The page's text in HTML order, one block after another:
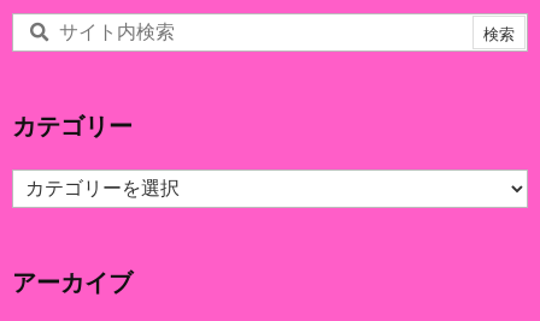
カテゴリー
カ
テ
ー
アーカイブ